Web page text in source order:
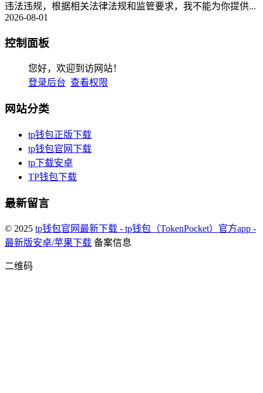
违法违规，根据相关法律法规和监管要求，我不能为你提供...
2026-08-01
控制面板
您好，欢迎到访网站！
登录后台 查看权限
网站分类
tp钱包正版下载
tp钱包官网下载
tp下载安卓
TP钱包下载
最新留言
© 2025 tp钱包官网最新下载 - tp钱包（TokenPocket）官方app -
最新版安卓/苹果下载 备案信息
二维码